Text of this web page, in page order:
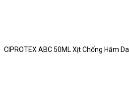
CIPROTEX ABC 50ML Xịt Chống Hăm Da